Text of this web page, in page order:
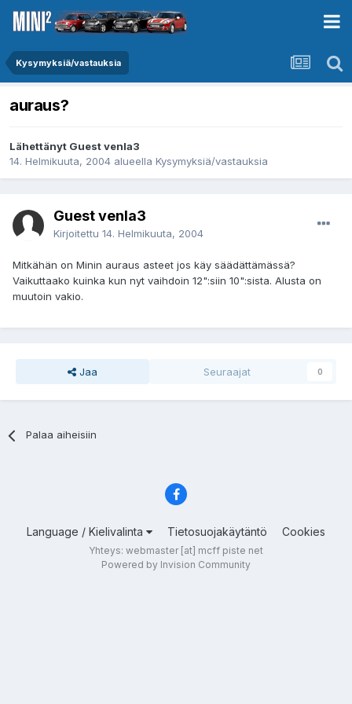
Kysymyksiä/vastauksia
auraus?
Lähettänyt Guest venla3
14. Helmikuuta, 2004 alueella Kysymyksiä/vastauksia
Guest venla3
Kirjoitettu 14. Helmikuuta, 2004
Mitkähän on Minin auraus asteet jos käy säädättämässä?
Vaikuttaako kuinka kun nyt vaihdoin 12":siin 10":sista. Alusta on
muutoin vakio.
Jaa Seuraajat 0
Palaa aiheisiin
Language / Kielivalinta Tietosuojakäytäntö Cookies
Yhteys: webmaster [at] mcff piste net
Powered by Invision Community